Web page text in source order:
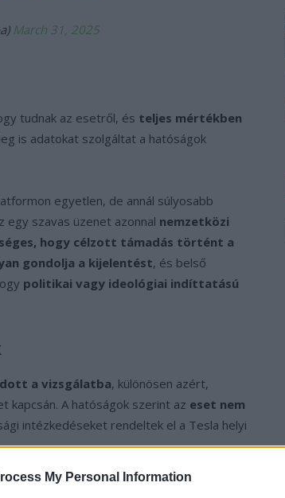
My Personal Information
March 31, 2025
tudnak az esetről, és teljes mértékben
is adatokat szolgáltat a hatóságok
egyetlen, de annál súlyosabb
egy szavas üzenet azonnal nemzetközi
hogy célzott támadás történt a
gondolja a kijelentést, és belső
politikai vagy ideológiai indíttatású
a vizsgálatba, különösen azért,
kapcsán. A hatóságok szerint az eset nem
intézkedéseket rendeltek el a Tesla helyi
a Tesla ellen